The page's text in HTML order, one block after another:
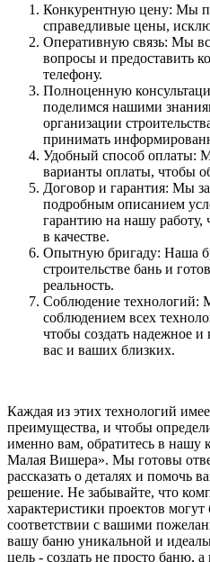
Конкурентную цену: Мы
справедливые цены,
Оперативную связь: Мы
вопросы и предоставить
телефону.
Полноценную
поделимся нашими
организации
принимать
Удобный способ оплаты:
варианты оплаты, чтобы
Договор и гарантия: Мы
подробным описанием
гарантию на нашу
в качестве.
Опытную бригаду: Наша
строительстве бань и
реальность.
Соблюдение технологий:
соблюдением всех
чтобы создать надежное и
вас и ваших близких.
Каждая из этих технологий
преимущества, и чтобы
именно вам, обратитесь в
Малая Вишера». Мы готовы
рассказать о деталях и помочь
решение. Не забывайте, что
характеристики проектов
соответствии с вашими
вашу баню уникальной и
цель - создать не просто баню,